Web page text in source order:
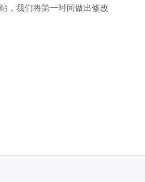
，我们将第一时间做出修改